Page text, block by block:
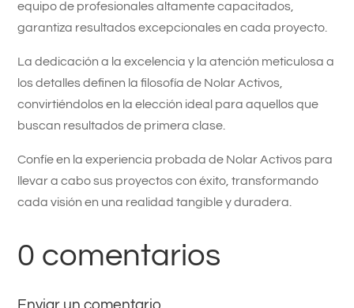
equipo de profesionales altamente capacitados,
garantiza resultados excepcionales en cada proyecto.
La dedicación a la excelencia y la atención meticulosa a
los detalles definen la filosofía de Nolar Activos,
convirtiéndolos en la elección ideal para aquellos que
buscan resultados de primera clase.
Confíe en la experiencia probada de Nolar Activos para
llevar a cabo sus proyectos con éxito, transformando
cada visión en una realidad tangible y duradera.
0 comentarios
Enviar un comentario